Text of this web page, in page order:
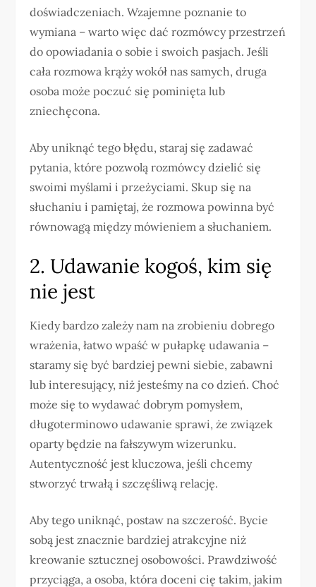
doświadczeniach. Wzajemne poznanie to
wymiana – warto więc dać rozmówcy przestrzeń
do opowiadania o sobie i swoich pasjach. Jeśli
cała rozmowa krąży wokół nas samych, druga
osoba może poczuć się pominięta lub
zniechęcona.
Aby uniknąć tego błędu, staraj się zadawać
pytania, które pozwolą rozmówcy dzielić się
swoimi myślami i przeżyciami. Skup się na
słuchaniu i pamiętaj, że rozmowa powinna być
równowagą między mówieniem a słuchaniem.
2. Udawanie kogoś, kim się
nie jest
Kiedy bardzo zależy nam na zrobieniu dobrego
wrażenia, łatwo wpaść w pułapkę udawania –
staramy się być bardziej pewni siebie, zabawni
lub interesujący, niż jesteśmy na co dzień. Choć
może się to wydawać dobrym pomysłem,
długoterminowo udawanie sprawi, że związek
oparty będzie na fałszywym wizerunku.
Autentyczność jest kluczowa, jeśli chcemy
stworzyć trwałą i szczęśliwą relację.
Aby tego uniknąć, postaw na szczerość. Bycie
sobą jest znacznie bardziej atrakcyjne niż
kreowanie sztucznej osobowości. Prawdziwość
przyciąga, a osoba, która doceni cię takim, jakim